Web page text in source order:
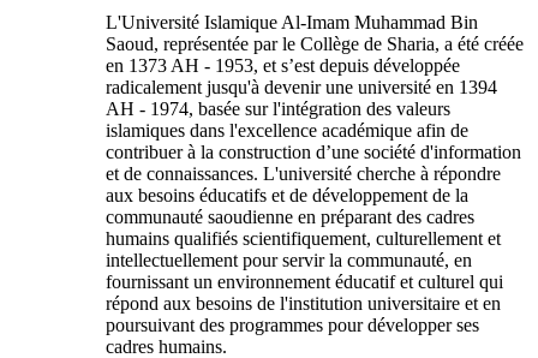
L'Université Islamique Al-Imam Muhammad Bin
Saoud, représentée par le Collège de Sharia, a été créée
en 1373 AH - 1953, et s’est depuis développée
radicalement jusqu'à devenir une université en 1394
AH - 1974, basée sur l'intégration des valeurs
islamiques dans l'excellence académique afin de
contribuer à la construction d’une société d'information
et de connaissances. L'université cherche à répondre
aux besoins éducatifs et de développement de la
communauté saoudienne en préparant des cadres
humains qualifiés scientifiquement, culturellement et
intellectuellement pour servir la communauté, en
fournissant un environnement éducatif et culturel qui
répond aux besoins de l'institution universitaire et en
poursuivant des programmes pour développer ses
cadres humains.